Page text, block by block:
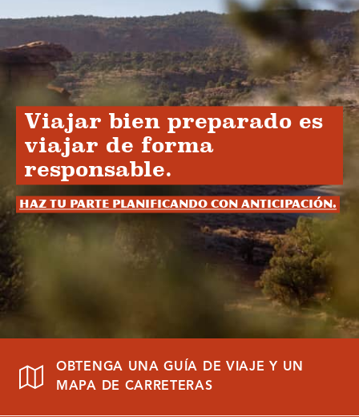
Viajar bien preparado es
viajar de forma
responsable.
Haz tu parte planificando con anticipación.
OBTENGA UNA GUÍA DE VIAJE Y UN
MAPA DE CARRETERAS